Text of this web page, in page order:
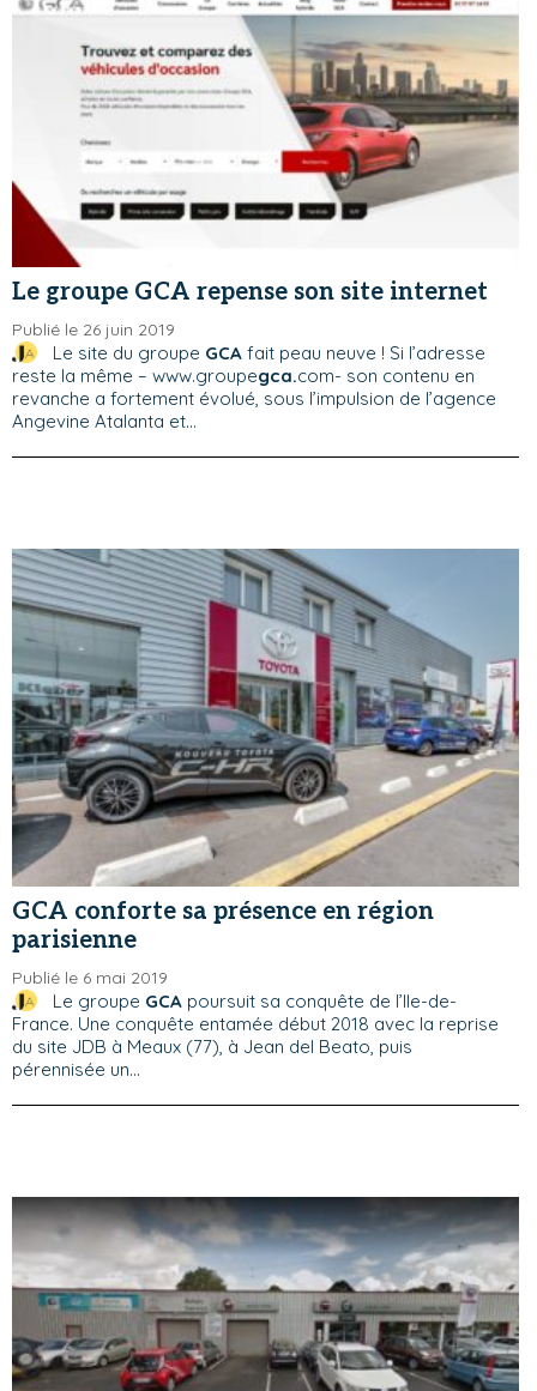
Le groupe GCA repense son site internet
Publié le 26 juin 2019
Le site du groupe GCAfait peau neuve ! Si l’adresse
reste la même – www.groupegca.com- son contenu en
revanche a fortement évolué, sous l’impulsion de l’agence
Angevine Atalanta et...
GCA conforte sa présence en région
parisienne
Publié le 6 mai 2019
Le groupe GCApoursuit sa conquête de l’Ile-de-
France. Une conquête entamée début 2018 avec la reprise
du site JDB à Meaux (77), à Jean del Beato, puis
pérennisée un...